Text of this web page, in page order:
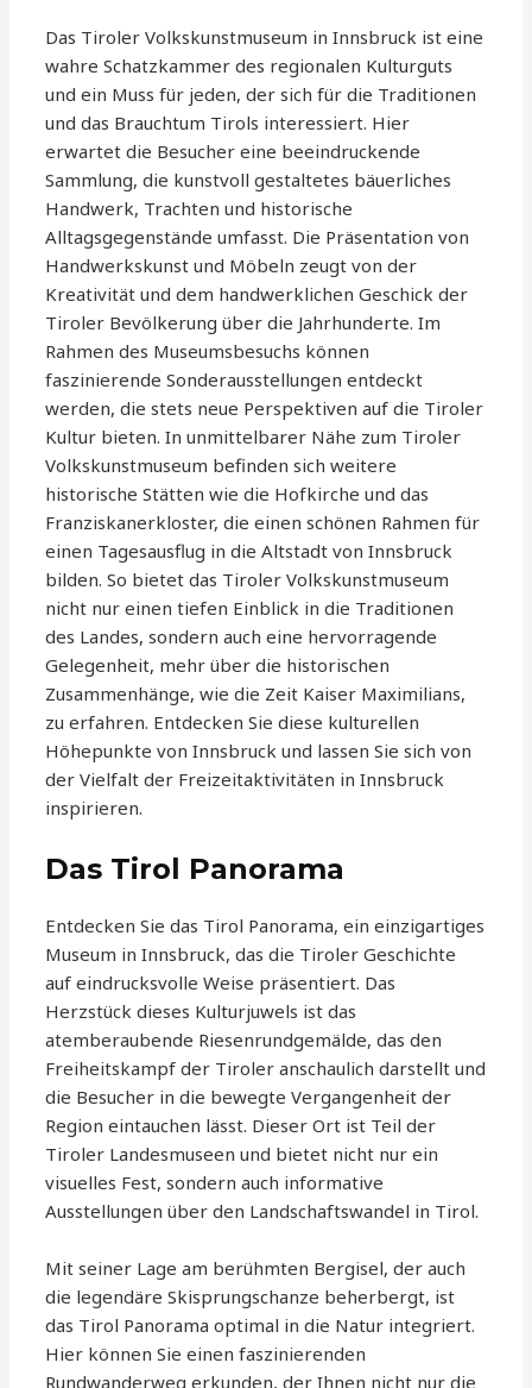
Das Tiroler Volkskunstmuseum in Innsbruck ist eine
wahre Schatzkammer des regionalen Kulturguts
und ein Muss für jeden, der sich für die Traditionen
und das Brauchtum Tirols interessiert. Hier
erwartet die Besucher eine beeindruckende
Sammlung, die kunstvoll gestaltetes bäuerliches
Handwerk, Trachten und historische
Alltagsgegenstände umfasst. Die Präsentation von
Handwerkskunst und Möbeln zeugt von der
Kreativität und dem handwerklichen Geschick der
Tiroler Bevölkerung über die Jahrhunderte. Im
Rahmen des Museumsbesuchs können
faszinierende Sonderausstellungen entdeckt
werden, die stets neue Perspektiven auf die Tiroler
Kultur bieten. In unmittelbarer Nähe zum Tiroler
Volkskunstmuseum befinden sich weitere
historische Stätten wie die Hofkirche und das
Franziskanerkloster, die einen schönen Rahmen für
einen Tagesausflug in die Altstadt von Innsbruck
bilden. So bietet das Tiroler Volkskunstmuseum
nicht nur einen tiefen Einblick in die Traditionen
des Landes, sondern auch eine hervorragende
Gelegenheit, mehr über die historischen
Zusammenhänge, wie die Zeit Kaiser Maximilians,
zu erfahren. Entdecken Sie diese kulturellen
Höhepunkte von Innsbruck und lassen Sie sich von
der Vielfalt der Freizeitaktivitäten in Innsbruck
inspirieren.
Das Tirol Panorama
Entdecken Sie das Tirol Panorama, ein einzigartiges
Museum in Innsbruck, das die Tiroler Geschichte
auf eindrucksvolle Weise präsentiert. Das
Herzstück dieses Kulturjuwels ist das
atemberaubende Riesenrundgemälde, das den
Freiheitskampf der Tiroler anschaulich darstellt und
die Besucher in die bewegte Vergangenheit der
Region eintauchen lässt. Dieser Ort ist Teil der
Tiroler Landesmuseen und bietet nicht nur ein
visuelles Fest, sondern auch informative
Ausstellungen über den Landschaftswandel in Tirol.
Mit seiner Lage am berühmten Bergisel, der auch
die legendäre Skisprungschanze beherbergt, ist
das Tirol Panorama optimal in die Natur integriert.
Hier können Sie einen faszinierenden
Rundwanderweg erkunden, der Ihnen nicht nur die